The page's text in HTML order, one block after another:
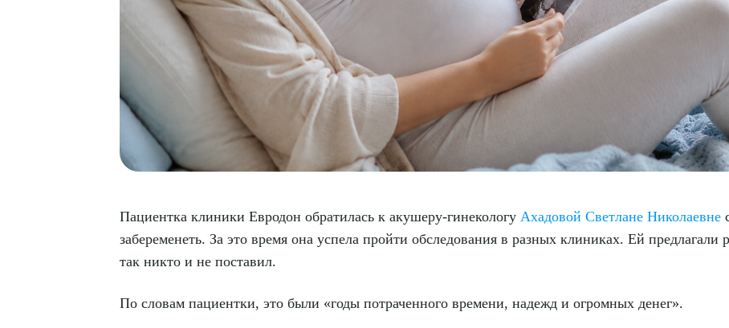
Пациентка клиники Евродон обратилась к акушеру-гинекологу Ахадовой Светлане Николаевне
забеременеть. За это время она успела пройти обследования в разных клиниках. Ей предлагали
так никто и не поставил.
По словам пациентки, это были «годы потраченного времени, надежд и огромных денег».